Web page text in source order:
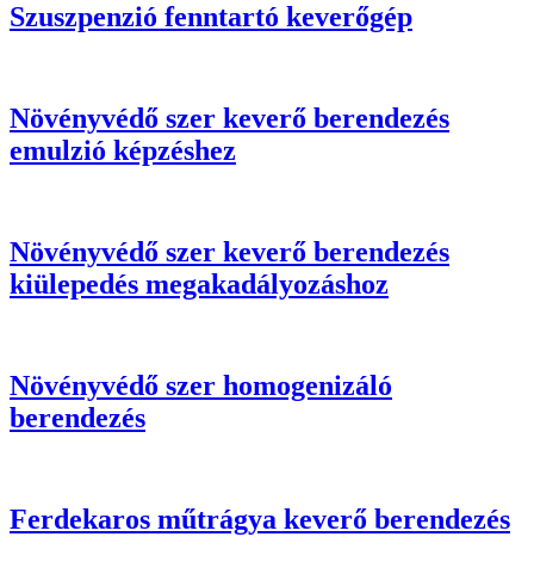
Szuszpenzió fenntartó keverőgép
Növényvédő szer keverő berendezés
emulzió képzéshez
Növényvédő szer keverő berendezés
kiülepedés megakadályozáshoz
Növényvédő szer homogenizáló
berendezés
Ferdekaros műtrágya keverő berendezés